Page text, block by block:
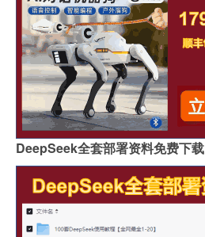
DeepSeek全套部署资料免费下载